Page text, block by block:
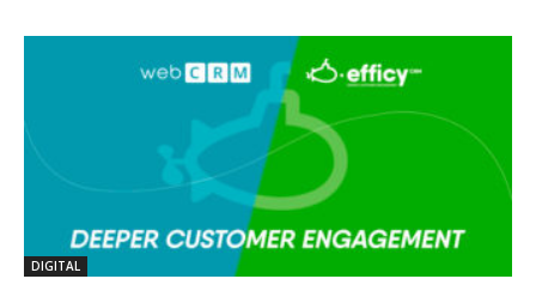
DIGITAL